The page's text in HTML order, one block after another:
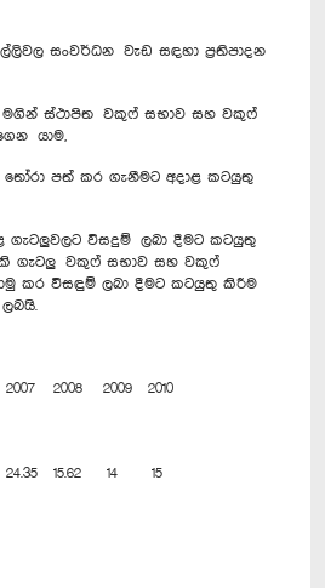
සංවර්ධන වැඩ සඳහා ප්‍රතිපාදන
මගින් ස්ථාපිත වකුෆ් සභාව සහ වකුෆ්
යාම,
පත් කර ගැනීමට අදාළ කටයුතු
ගැ‍ටලුවලට විසදුම් ලබා දීමට කටයුතු
ගැටලු වකුෆ් සභාව සහ වකුෆ්
කර විසඳුම් ලබා දීමට කටයුතු කිරීම
2007 2008 2009 2010
24.35 15.62 14 15